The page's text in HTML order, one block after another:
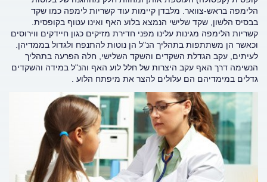
הלימפה בראש-צוואר. מלבדן קיימות עוד קשריות לימפה כמו שקד
בבסיס הלשון, שקד שלישי הנמצא בלוע האף ואינו עטוף בקופסית.
קשריות הלימפה מגינות עלינו מפני חדירת מזיקים כגון חיידקים ווירוסים
וכאשר הן משתתפות בתהליך הנ"ל הן נוטות להתנפח ולגדול בממדיהן.
לעיתים, עקב הגדלת השקדים והשקד השלישי, חלה הפרעה בתהליך
הנשימה דרך האף עקב היצרות של חלל לוע האף והנ"ל במידה והשקדים
גדלים במימדיהם הם עלולים להצר את מיפתח הלוע .